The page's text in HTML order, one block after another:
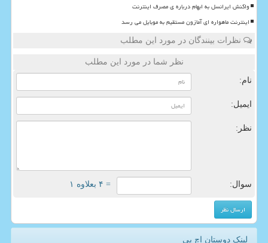
واکنش ایرانسل به ابهام درباره ی مصرف اینترنت
اینترنت ماهواره ای آمازون مستقیم به موبایل می رسد
نظرات بینندگان در مورد این مطلب
نظر شما در مورد این مطلب
نام:
ایمیل:
نظر:
سوال: = ۴ بعلاوه ۱
لینک دوستان اچ پی